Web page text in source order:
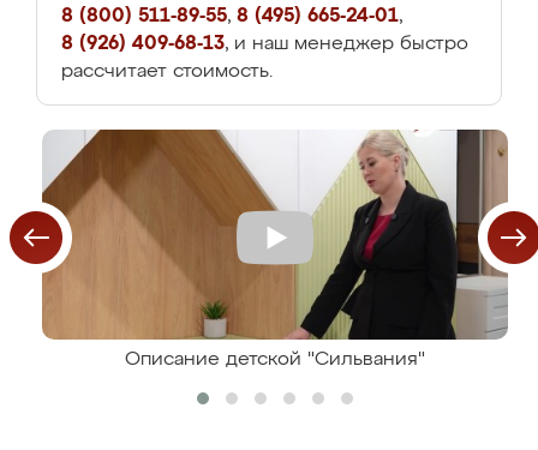
8 (800) 511-89-55, 8 (495) 665-24-01,
8 (926) 409-68-13, и наш менеджер быстро
рассчитает стоимость.
Описание детской "Сильвания"